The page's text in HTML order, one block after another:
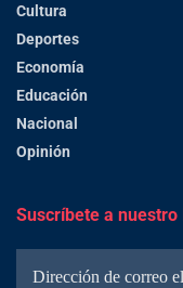
Cultura
Deportes
Economía
Educación
Nacional
Opinión
Suscríbete a nuestro